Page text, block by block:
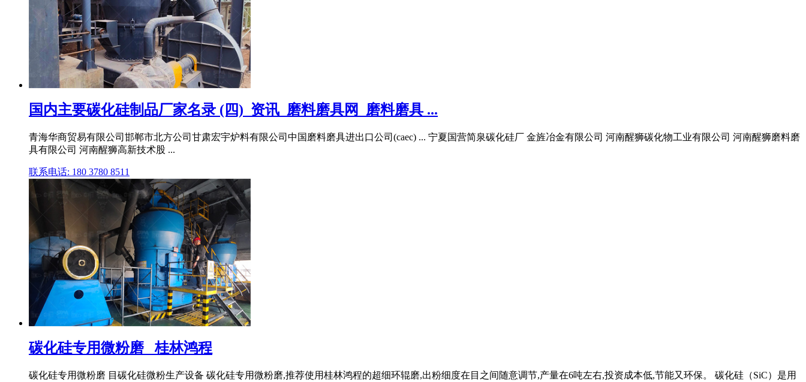
国内主要碳化硅制品厂家名录 (四)_资讯_磨料磨具网_磨料磨具 ...
青海华商贸易有限公司邯郸市北方公司甘肃宏宇炉料有限公司中国磨料磨具进出口公司(caec) ... 宁夏国营简泉碳化硅厂 金旌冶金有限公司 河南醒狮碳化物工业有限公司 河南醒狮磨料磨
具有限公司 河南醒狮高新技术股 ...
联系电话: 180 3780 8511
碳化硅专用微粉磨 _桂林鸿程
碳化硅专用微粉磨 目碳化硅微粉生产设备 碳化硅专用微粉磨,推荐使用桂林鸿程的超细环辊磨,出粉细度在目之间随意调节,产量在6吨左右,投资成本低,节能又环保。 碳化硅（SiC）是用